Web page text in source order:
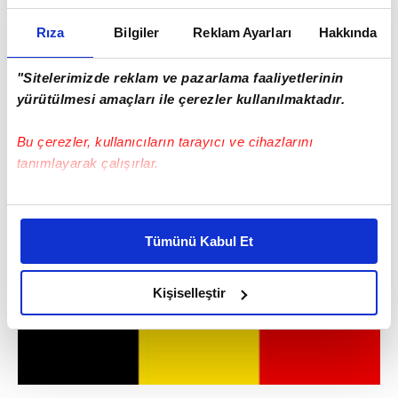
Rıza Bilgiler Reklam Ayarları Hakkında
"Sitelerimizde reklam ve pazarlama faaliyetlerinin
yürütülmesi amaçları ile çerezler kullanılmaktadır.
Bu çerezler, kullanıcıların tarayıcı ve cihazlarını
tanımlayarak çalışırlar.
Bu çerezlere izin vermeniz halinde sizlere özel
daha iyi reklam deneyimi yaşatabiliriz. Bunu yaparken
amacımızın size daha iyi bir reklam deneyimi sunmak
olduğunu ve sizlere en iyi içerikleri sunabilmek adına
elimizden gelen çabayı gösterdiğimizi ve bu noktada,
reklamların maliyetlerimizi karşılamak noktasında tek gelir
Tümünü Kabul Et
Kişiselleştir